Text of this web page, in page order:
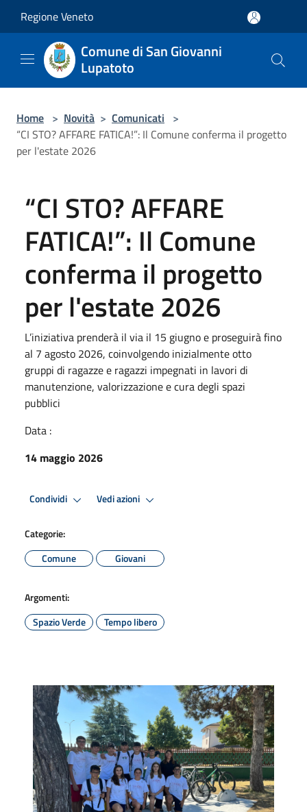
Regione Veneto
Comune di San Giovanni
Lupatoto
Home > Novità > Comunicati >
“CI STO? AFFARE FATICA!”: Il Comune conferma il progetto
per l'estate 2026
“CI STO? AFFARE
FATICA!”: Il Comune
conferma il progetto
per l'estate 2026
L’iniziativa prenderà il via il 15 giugno e proseguirà fino
al 7 agosto 2026, coinvolgendo inizialmente otto
gruppi di ragazze e ragazzi impegnati in lavori di
manutenzione, valorizzazione e cura degli spazi
pubblici
Data :
14 maggio 2026
Condividi Vedi azioni
Categorie:
Comune
Giovani
Argomenti:
Spazio Verde
Tempo libero